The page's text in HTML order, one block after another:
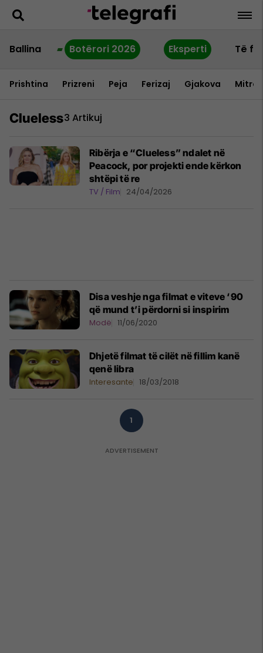
Ballina Botërori 2026 Eksperti Të
Prishtina Prizreni Peja Ferizaj Gjakova
Clueless3 Artikuj
Ribërja e “Clueless” ndalet në
Peacock, por projekti ende kërkon
shtëpi të re
TV / Film 24/04/2026
Disa veshje nga filmat e viteve ‘90
që mund t’i përdorni si inspirim
Modë 11/06/2020
Dhjetë filmat të cilët në fillim kanë
qenë libra
Interesante 18/03/2018
1